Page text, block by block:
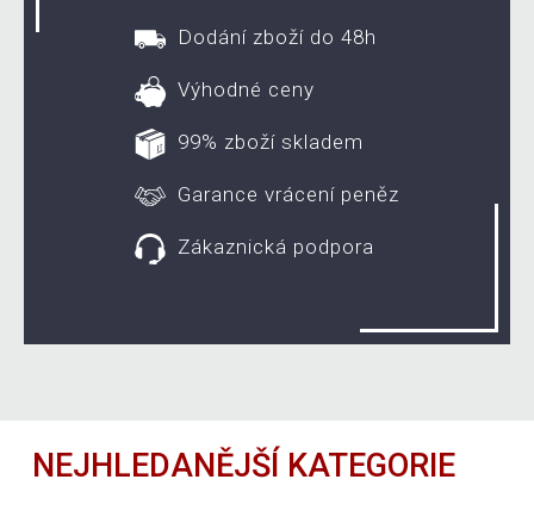
Dodání zboží do 48h
Výhodné ceny
99% zboží skladem
Garance vrácení peněz
Zákaznická podpora
NEJHLEDANĚJŠÍ KATEGORIE